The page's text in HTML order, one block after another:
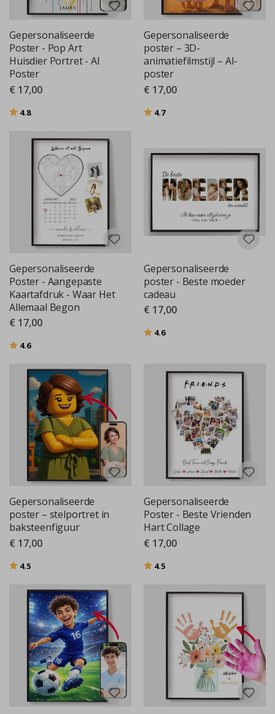
Gepersonaliseerde
Poster - Pop Art
Huisdier Portret - AI
Poster
€ 17,00
Beoordeling:
4.8uit 5 sterren
Gepersonaliseerde
poster – 3D-
animatiefilmstijl – AI-
poster
€ 17,00
Beoordeling:
4.7uit 5 sterren
Gepersonaliseerde
Poster - Aangepaste
Kaartafdruk - Waar Het
Allemaal Begon
€ 17,00
Beoordeling:
4.6uit 5 sterren
Gepersonaliseerde
poster - Beste moeder
cadeau
€ 17,00
Beoordeling:
4.6uit 5 sterren
Gepersonaliseerde
poster – stelportret in
baksteenfiguur
€ 17,00
Beoordeling:
4.5
Gepersonaliseerde
Poster - Beste Vrienden
Hart Collage
€ 17,00
Beoordeling:
4.5